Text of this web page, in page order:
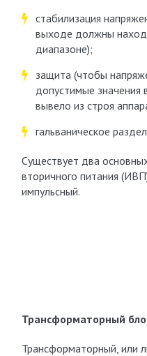
стабилизация
выходе должны
диапазоне);
защита (чтобы
допустимые значения
вывело из строя
гальваническое
Существует два
вторичного питания
импульсный.
Трансформаторный
Трансформаторный, или